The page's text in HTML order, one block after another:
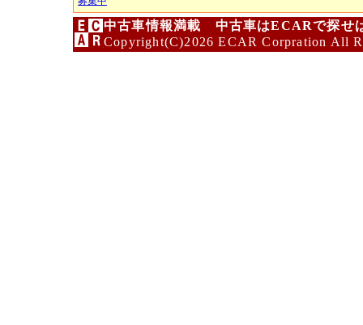
中古車情報満載 中古車はECARで探せ
Copyright(C)2026 ECAR Corpration All